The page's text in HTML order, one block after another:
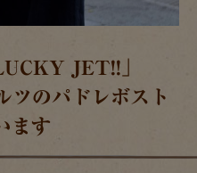
JET!!」
のパドレボスト
ます